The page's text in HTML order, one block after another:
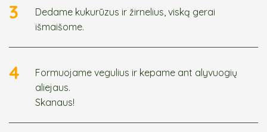
3
Dedame kukurūzus ir žirnelius, viską gerai
išmaišome.
4
Formuojame vegulius ir kepame ant alyvuogių
aliejaus.
Skanaus!